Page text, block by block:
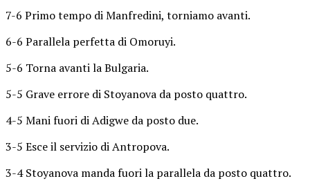
7-6 Primo tempo di Manfredini, torniamo avanti.
6-6 Parallela perfetta di Omoruyi.
5-6 Torna avanti la Bulgaria.
5-5 Grave errore di Stoyanova da posto quattro.
4-5 Mani fuori di Adigwe da posto due.
3-5 Esce il servizio di Antropova.
3-4 Stoyanova manda fuori la parallela da posto quattro.